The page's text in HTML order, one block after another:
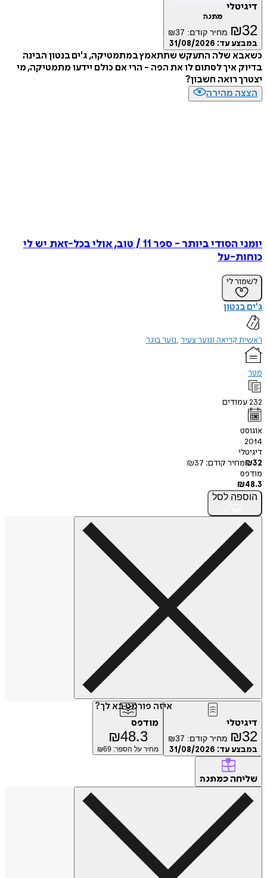
דיגיטלי
מתנה
₪32 מחיר קודם: ₪37
במבצע עד: 31/08/2026
כשאבא שלה התעקש שתתאמץ במתמטיקה, ג'ים בנטון הבינה
בדיוק איך לסתום לו את הפה - הרי אם כולם יידעו מתמטיקה, מי
יצטרך רואה חשבון?
הצצה מהירה
יומני הסודי ביותר - ספר 11 / טוב, אולי בכל-זאת יש לי
כוחות-על
לשמור לי
ג'ים בנטון
ראשית קריאה ונוער צעיר נוער בוגר
מטר
232עמודים
אוגוסט
2014
דיגיטלי
₪32 מחיר קודם: ₪37
מודפס
₪48.3
הוספה לסל
איזה פורמט בא לך?
דיגיטלי
₪32 מחיר קודם: ₪37
במבצע עד: 31/08/2026
מודפס
₪48.3
מחיר על הספר: ₪ 69
שליחה כמתנה